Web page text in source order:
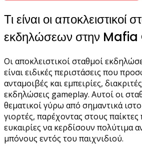
Τι είναι οι αποκλειστικοί
εκδηλώσεων στην
Οι αποκλειστικοί σταθμοί
είναι ειδικές περιστάσεις που
ανταμοιβές και εμπειρίες,
εκδηλώσεις gameplay. Αυτοί οι
θεματικοί γύρω από σημαντικά
γιορτές, παρέχοντας στους παίκτες
ευκαιρίες να κερδίσουν πολύτιμα
μπόνους εντός του παιχνιδιού.